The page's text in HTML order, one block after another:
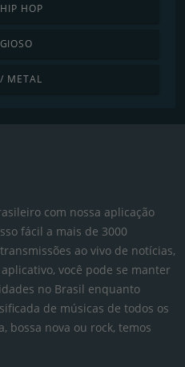
HOP
METAL
com nossa aplicação
fácil a mais de 3000
ao vivo de notícias,
você pode se manter
no Brasil enquanto
de músicas de todos os
bossa nova ou rock, temos